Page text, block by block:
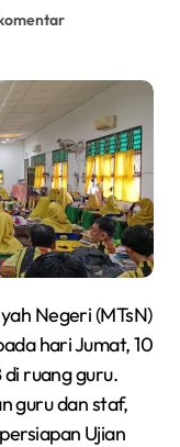
hari Jumat, 10
ruang guru.
guru dan staf,
Ujian